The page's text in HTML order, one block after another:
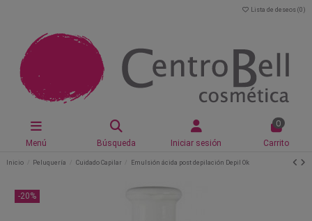
Lista de deseos (0 )
Menú Búsqueda Iniciar sesión
0
Carrito
Inicio Peluquería Cuidado Capilar Emulsión ácida post depilación Depil Ok
-20%